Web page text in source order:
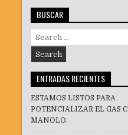
BUSCAR
Search
for:
ENTRADAS RECIENTES
ESTAMOS LISTOS PARA
POTENCIALIZAR EL GAS
MANOLO.